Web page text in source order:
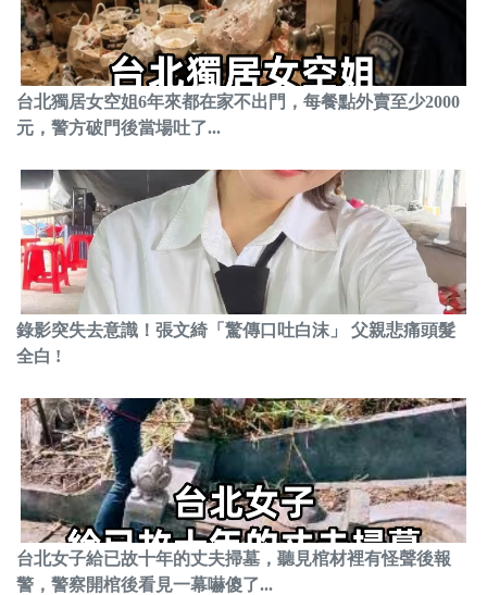
台北獨居女空姐6年來都在家不出門，每餐點外賣至少2000
元，警方破門後當場吐了...
錄影突失去意識！張文綺「驚傳口吐白沫」 父親悲痛頭髮
全白 !
台北女子給已故十年的丈夫掃墓，聽見棺材裡有怪聲後報
警，警察開棺後看見一幕嚇傻了...